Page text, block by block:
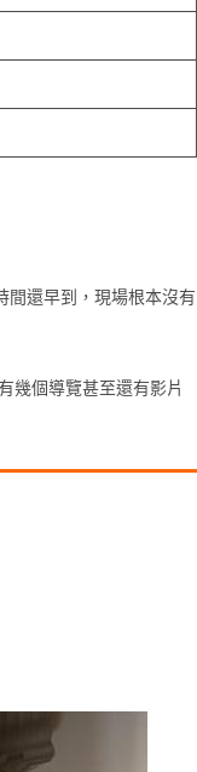
間還早到，現場根本沒有
幾個導覽甚至還有影片